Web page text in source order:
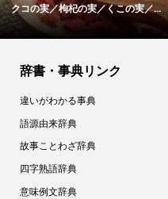
春雨のカロリー・栄養成分表
辞書・事典リンク
違いがわかる事典
語源由来辞典
故事ことわざ辞典
四字熟語辞典
意味例文辞典